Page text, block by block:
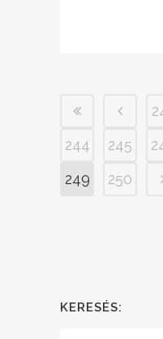
244
245
249
250
KERESÉS: